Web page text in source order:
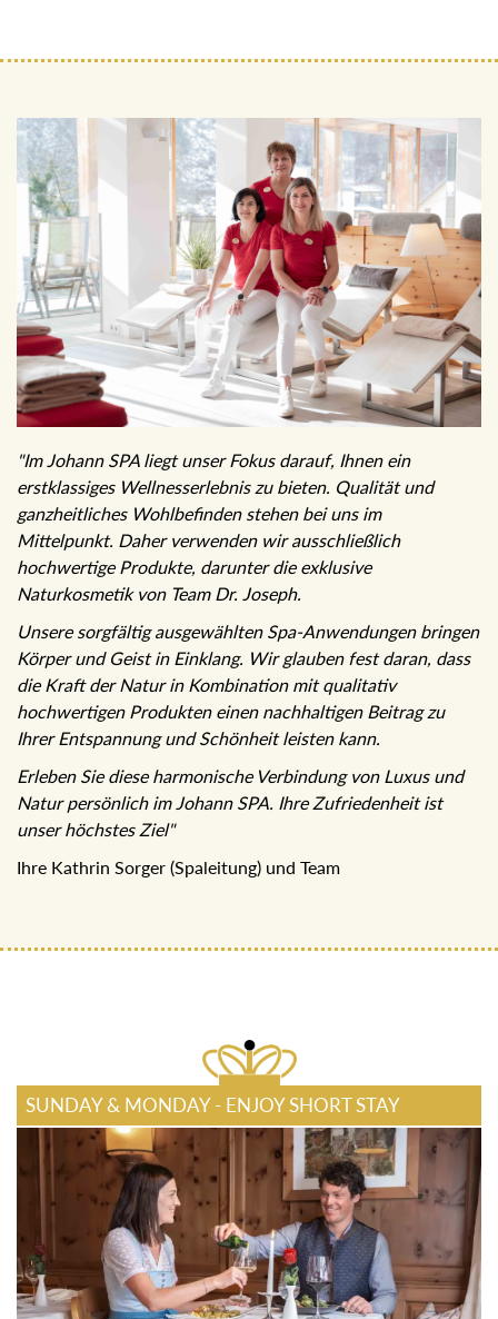
"Im Johann SPA liegt unser Fokus darauf, Ihnen ein
erstklassiges Wellnesserlebnis zu bieten. Qualität und
ganzheitliches Wohlbefinden stehen bei uns im
Mittelpunkt. Daher verwenden wir ausschließlich
hochwertige Produkte, darunter die exklusive
Naturkosmetik von Team Dr. Joseph.
Unsere sorgfältig ausgewählten Spa-Anwendungen bringen
Körper und Geist in Einklang. Wir glauben fest daran, dass
die Kraft der Natur in Kombination mit qualitativ
hochwertigen Produkten einen nachhaltigen Beitrag zu
Ihrer Entspannung und Schönheit leisten kann.
Erleben Sie diese harmonische Verbindung von Luxus und
Natur persönlich im Johann SPA. Ihre Zufriedenheit ist
unser höchstes Ziel"
Ihre Kathrin Sorger (Spaleitung) und Team
SUNDAY & MONDAY - ENJOY SHORT STAY